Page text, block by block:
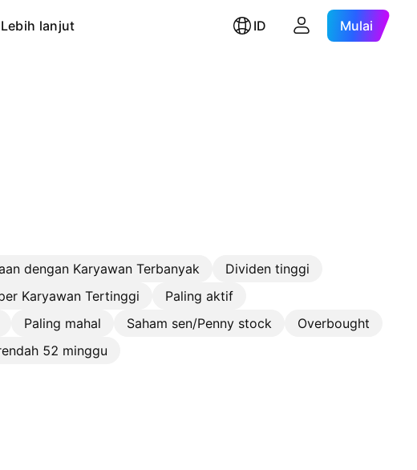
Lebih lanjut ID Mulai
dengan Karyawan Terbanyak
Dividen tinggi
Karyawan Tertinggi
Paling aktif
Paling mahal Saham sen/Penny stock
Overbought
52 minggu